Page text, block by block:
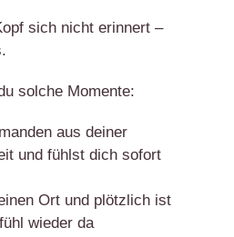
sich nicht erinnert –
solche Momente:
aus deiner
und fühlst dich sofort
Ort und plötzlich ist
wieder da